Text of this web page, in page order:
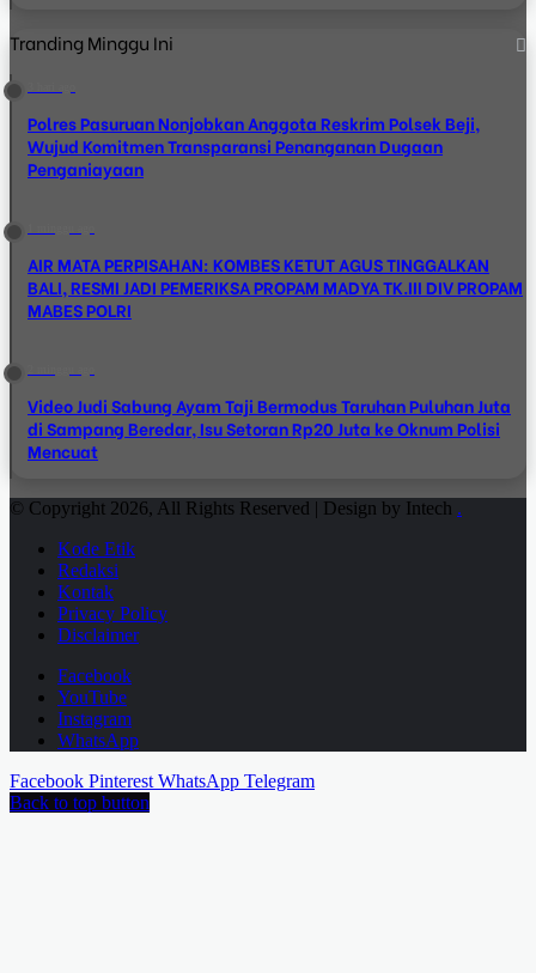
Tranding Minggu Ini
Polres Pasuruan Nonjobkan Anggota Reskrim Polsek Beji,
Wujud Komitmen Transparansi Penanganan Dugaan
Penganiayaan
AIR MATA PERPISAHAN: KOMBES KETUT AGUS TINGGALKAN
BALI, RESMI JADI PEMERIKSA PROPAM MADYA TK.III DIV PROPAM
MABES POLRI
Video Judi Sabung Ayam Taji Bermodus Taruhan Puluhan Juta
di Sampang Beredar, Isu Setoran Rp20 Juta ke Oknum Polisi
Mencuat
© Copyright 2026, All Rights Reserved | Design by Intech .
Kode Etik
Redaksi
Kontak
Privacy Policy
Disclaimer
Facebook
YouTube
Instagram
WhatsApp
Facebook Pinterest WhatsApp Telegram
Back to top button